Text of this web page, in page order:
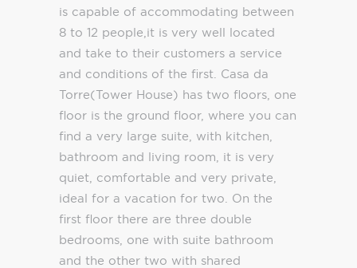
is capable of accommodating between
8 to 12 people,it is very well located
and take to their customers a service
and conditions of the first. Casa da
Torre(Tower House) has two floors, one
floor is the ground floor, where you can
find a very large suite, with kitchen,
bathroom and living room, it is very
quiet, comfortable and very private,
ideal for a vacation for two. On the
first floor there are three double
bedrooms, one with suite bathroom
and the other two with shared